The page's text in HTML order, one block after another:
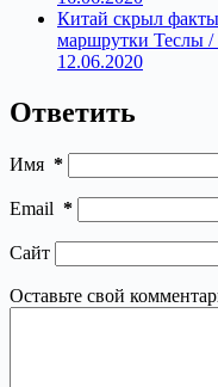
Китай скрыл
маршрутки Теслы /
12.06.2020
Ответить
Имя *
Email *
Сайт
Оставьте свой